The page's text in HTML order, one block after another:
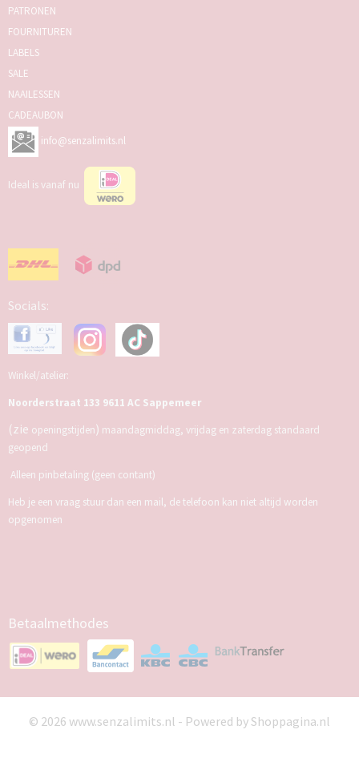
PATRONEN
FOURNITUREN
LABELS
SALE
NAAILESSEN
CADEAUBON
info@senzalimits.nl
Ideal is vanaf nu
Socials:
Winkel/atelier:
Noorderstraat 133 9611 AC Sappemeer
(zie openingstijden) maandagmiddag, vrijdag en zaterdag standaard
geopend
Alleen pinbetaling (geen contant)
Heb je een vraag stuur dan een mail, de telefoon kan niet altijd worden
opgenomen
Betaalmethodes
© 2026 www.senzalimits.nl - Powered by Shoppagina.nl